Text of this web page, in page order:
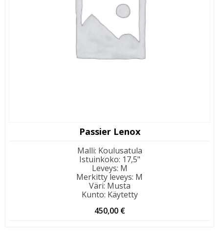
Passier Lenox
Malli: Koulusatula
Istuinkoko: 17,5"
Leveys: M
Merkitty leveys: M
Väri: Musta
Kunto: Käytetty
450,00 €